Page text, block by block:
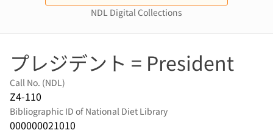
NDL Digital Collections
プレジデント = President
Call No. (NDL)
Z4-110
Bibliographic ID of National Diet Library
000000021010